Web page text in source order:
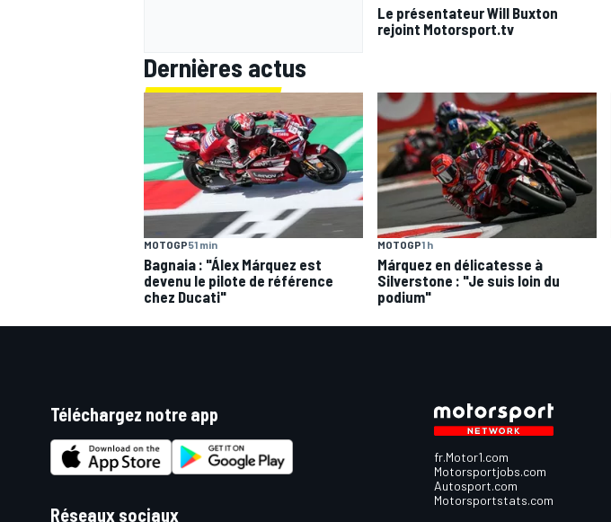
Le présentateur Will Buxton
rejoint Motorsport.tv
Dernières actus
MOTOGP51 min
Bagnaia : "Álex Márquez est
devenu le pilote de référence
chez Ducati"
MOTOGP1 h
Márquez en délicatesse à
Silverstone : "Je suis loin du
podium"
Téléchargez notre app
Réseaux sociaux
fr.Motor1.com
Motorsportjobs.com
Autosport.com
Motorsportstats.com